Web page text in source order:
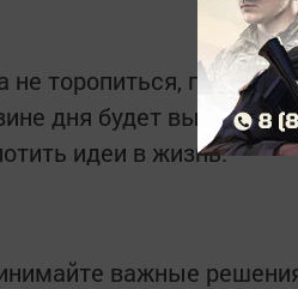
не торопиться,
дня будет высок
идеи в жизнь.
важные